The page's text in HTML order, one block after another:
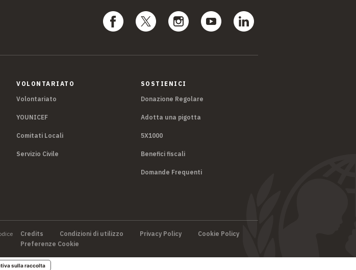
VOLONTARIATO
Volontariato
YOUNICEF
Comitati Locali
Servizio Civile
SOSTIENICI
Donazione Regolare
Adotta una pigotta
5X1000
Benefici fiscali
Domande Frequenti
Credits Condizioni di utilizzo Privacy Policy
Cookie Policy
Preferenze Cookie
sulla raccolta